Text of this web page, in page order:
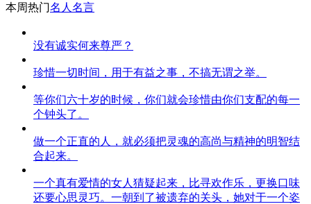
本周热门名人名言
没有诚实何来尊严？
珍惜一切时间，用于有益之事，不搞无谓之举。
等你们六十岁的时候，你们就会珍惜由你们支配的每一
个钟头了。
做一个正直的人，就必须把灵魂的高尚与精神的明智结
合起来。
一个真有爱情的女人猜疑起来，比寻欢作乐，更换口味
还要心思灵巧。一朝到了被遗弃的关头，她对于一个姿